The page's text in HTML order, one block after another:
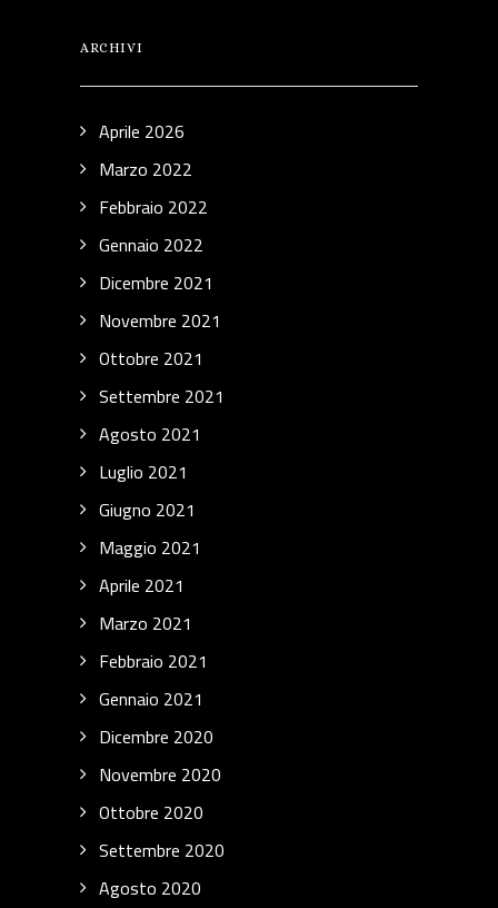
ARCHIVI
Aprile 2026
Marzo 2022
Febbraio 2022
Gennaio 2022
Dicembre 2021
Novembre 2021
Ottobre 2021
Settembre 2021
Agosto 2021
Luglio 2021
Giugno 2021
Maggio 2021
Aprile 2021
Marzo 2021
Febbraio 2021
Gennaio 2021
Dicembre 2020
Novembre 2020
Ottobre 2020
Settembre 2020
Agosto 2020